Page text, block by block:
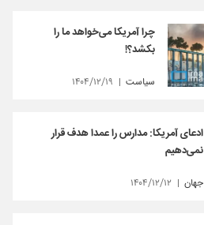
چرا آمریکا می‌خواهد ما را
بکشد؟!
سیاست ۱۴۰۴/۱۲/۱۹
ادعای آمریکا: مدارس را عمدا هدف قرار
نمی‌دهیم
جهان ۱۴۰۴/۱۲/۱۲